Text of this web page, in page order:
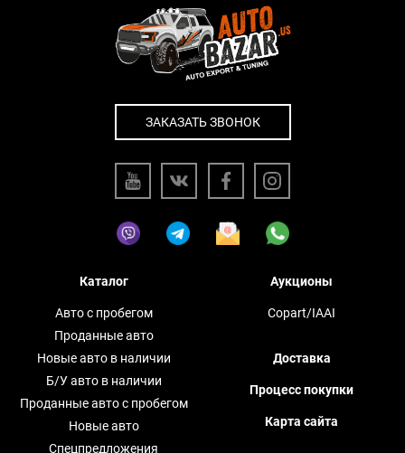
ЗАКАЗАТЬ ЗВОНОК
Каталог
Авто с пробегом
Проданные авто
Новые авто в наличии
Б/У авто в наличии
Проданные авто с пробегом
Новые авто
Спецпредложения
Аукционы
Copart/IAAI
Доставка
Процесс покупки
Карта сайта